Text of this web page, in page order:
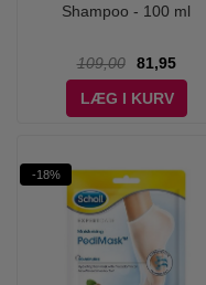
Shampoo - 100 ml
109,00
81,95
LÆG I KURV
-18%